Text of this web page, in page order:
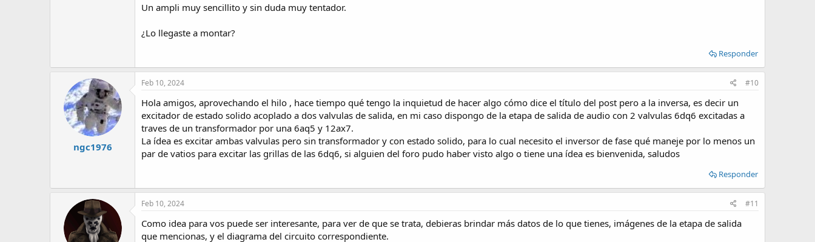
Un ampli muy sencillito y sin duda muy tentador.
¿Lo llegaste a montar?
Responder
ngc1976
Feb 10, 2024 #10
Hola amigos, aprovechando el hilo , hace tiempo qué tengo la inquietud de hacer algo cómo dice el título del post pero a la inversa, es decir un
excitador de estado solido acoplado a dos valvulas de salida, en mi caso dispongo de la etapa de salida de audio con 2 valvulas 6dq6 excitadas a
traves de un transformador por una 6aq5 y 12ax7.
La ídea es excitar ambas valvulas pero sin transformador y con estado solido, para lo cual necesito el inversor de fase qué maneje por lo menos un
par de vatios para excitar las grillas de las 6dq6, si alguien del foro pudo haber visto algo o tiene una ídea es bienvenida, saludos
Responder
Feb 10, 2024 #11
Como idea para vos puede ser interesante, para ver de que se trata, debieras brindar más datos de lo que tienes, imágenes de la etapa de salida
que mencionas, y el diagrama del circuito correspondiente.